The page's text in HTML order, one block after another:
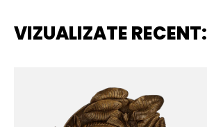
VIZUALIZATE RECENT: